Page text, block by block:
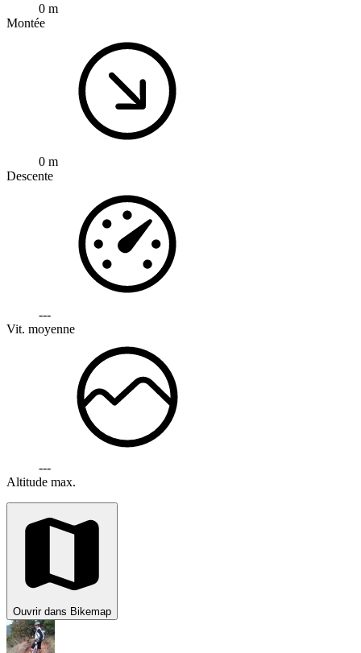
0 m
Montée
0 m
Descente
---
Vit. moyenne
---
Altitude max.
Ouvrir dans Bikemap